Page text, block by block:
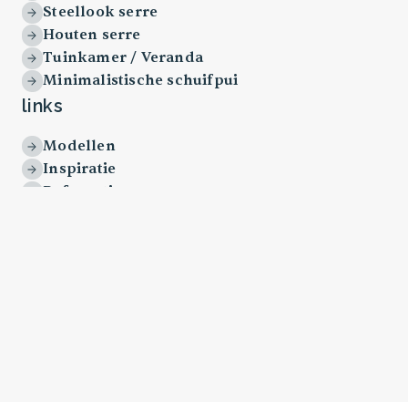
Steellook serre
Houten serre
Tuinkamer / Veranda
Minimalistische schuifpui
links
Modellen
Inspiratie
Referenties